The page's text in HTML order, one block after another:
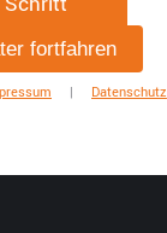
fortfahren
| Datenschutz